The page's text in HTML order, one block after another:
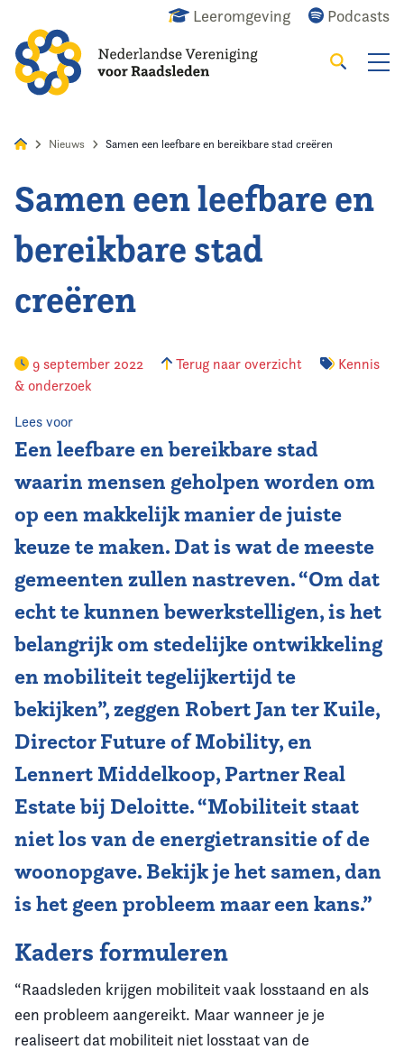
Leeromgeving Podcasts
Zoeken
Home
Agenda
Nieuws
Kennis & Informatie
Vereniging
Contact
Nieuws Samen een leefbare en bereikbare stad creëren
Samen een leefbare en
bereikbare stad
creëren
9 september 2022 Terug naar overzicht
Kennis
& onderzoek
Lees voor
Een leefbare en bereikbare stad
waarin mensen geholpen worden om
op een makkelijk manier de juiste
keuze te maken. Dat is wat de meeste
gemeenten zullen nastreven. “Om dat
echt te kunnen bewerkstelligen, is het
belangrijk om stedelijke ontwikkeling
en mobiliteit tegelijkertijd te
bekijken”, zeggen Robert Jan ter Kuile,
Director Future of Mobility, en
Lennert Middelkoop, Partner Real
Estate bij Deloitte. “Mobiliteit staat
niet los van de energietransitie of de
woonopgave. Bekijk je het samen, dan
is het geen probleem maar een kans.”
Kaders formuleren
“Raadsleden krijgen mobiliteit vaak losstaand en als
een probleem aangereikt. Maar wanneer je je
realiseert dat mobiliteit niet losstaat van de